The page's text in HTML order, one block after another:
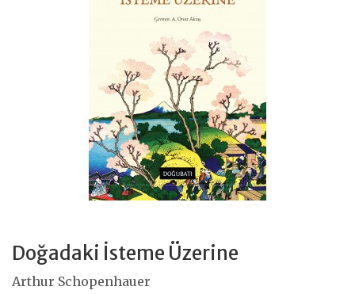
Doğadaki İsteme Üzerine
Arthur Schopenhauer